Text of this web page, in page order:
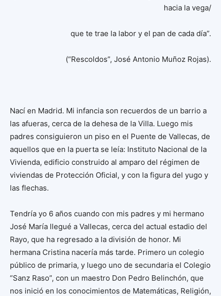
hacia la vega/
que te trae la labor y el pan de cada día”.
(“Rescoldos”, José Antonio Muñoz Rojas).
Nací en Madrid. Mi infancia son recuerdos de un barrio a
las afueras, cerca de la dehesa de la Villa. Luego mis
padres consiguieron un piso en el Puente de Vallecas, de
aquellos que en la puerta se leía: Instituto Nacional de la
Vivienda, edificio construido al amparo del régimen de
viviendas de Protección Oficial, y con la figura del yugo y
las flechas.
Tendría yo 6 años cuando con mis padres y mi hermano
José María llegué a Vallecas, cerca del actual estadio del
Rayo, que ha regresado a la división de honor. Mi
hermana Cristina nacería más tarde. Primero un colegio
público de primaria, y luego uno de secundaria el Colegio
“Sanz Raso”, con un maestro Don Pedro Belinchón, que
nos inició en los conocimientos de Matemáticas, Religión,